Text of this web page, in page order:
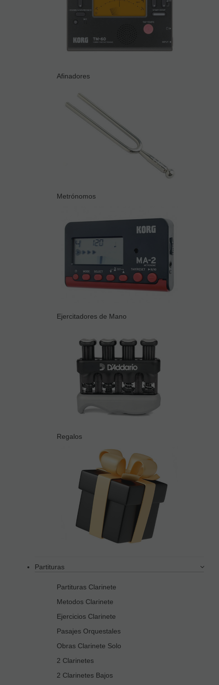
Afinadores
Metrónomos
Ejercitadores de Mano
Regalos
Partituras
Partituras Clarinete
Metodos Clarinete
Ejercicios Clarinete
Pasajes Orquestales
Obras Clarinete Solo
2 Clarinetes
2 Clarinetes Bajos